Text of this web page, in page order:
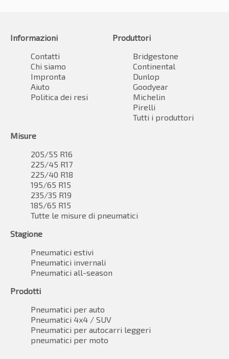
Informazioni
Contatti
Chi siamo
Impronta
Aiuto
Politica dei resi
Produttori
Bridgestone
Continental
Dunlop
Goodyear
Michelin
Pirelli
Tutti i produttori
Misure
205/55 R16
225/45 R17
225/40 R18
195/65 R15
235/35 R19
185/65 R15
Tutte le misure di pneumatici
Stagione
Pneumatici estivi
Pneumatici invernali
Pneumatici all-season
Prodotti
Pneumatici per auto
Pneumatici 4x4 / SUV
Pneumatici per autocarri leggeri
pneumatici per moto